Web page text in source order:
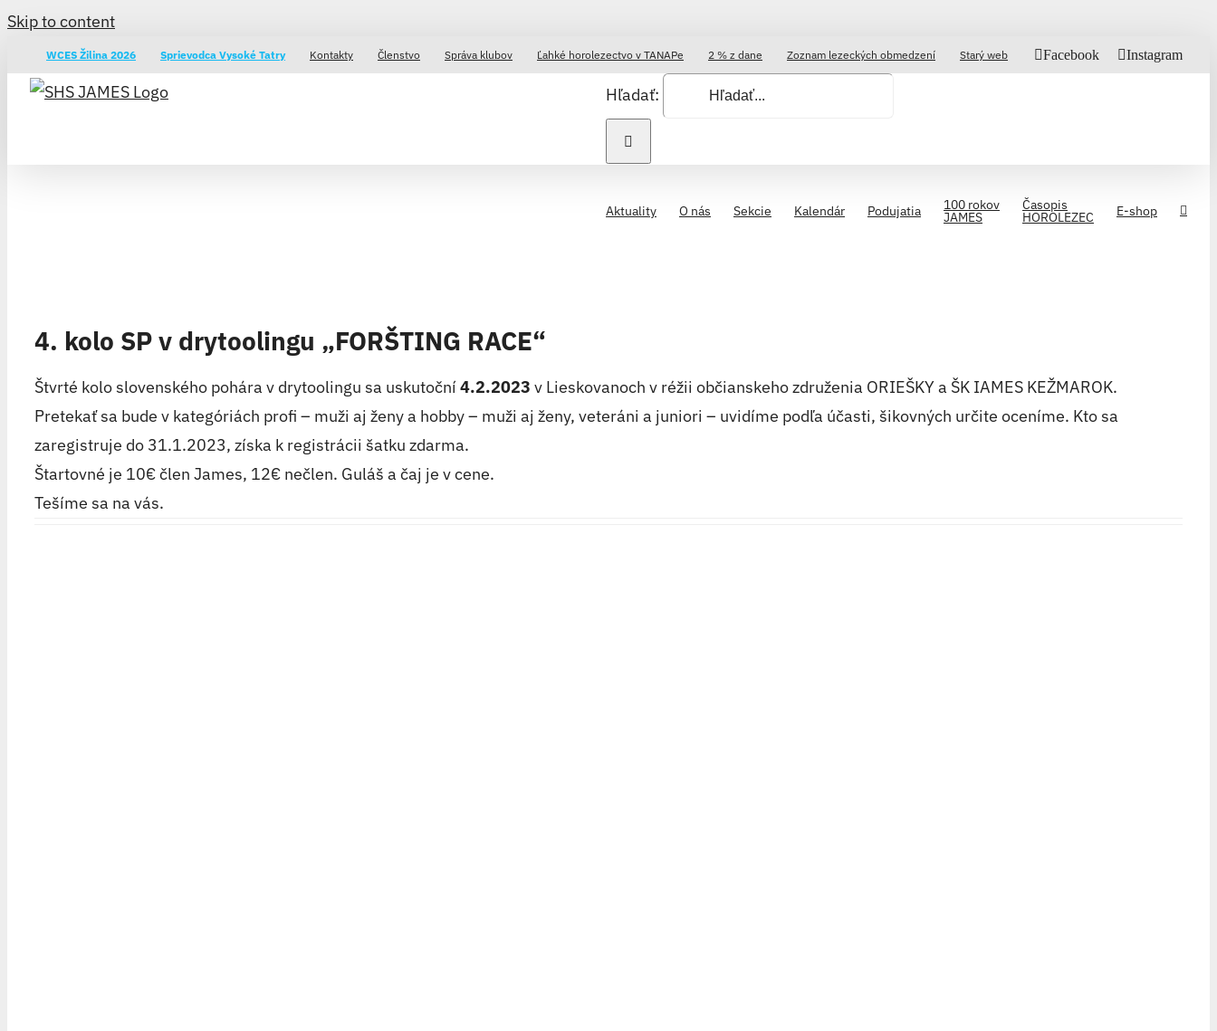
Skip to content
WCES Žilina 2026 Sprievodca Vysoké Tatry Kontakty Členstvo Správa klubov Ľahké horolezectvo v TANAPe 2 % z dane Zoznam lezeckých obmedzení Starý web Facebook Instagram
Hľadať:
Aktuality O nás Sekcie Kalendár Podujatia 100 rokov
JAMES
Časopis
HOROLEZEC E-shop
4. kolo SP v drytoolingu „FORŠTING RACE“
Štvrté kolo slovenského pohára v drytoolingu sa uskutoční 4.2.2023 v Lieskovanoch v réžii občianskeho združenia ORIEŠKY a ŠK IAMES KEŽMAROK.
Pretekať sa bude v kategóriách profi – muži aj ženy a hobby – muži aj ženy, veteráni a juniori – uvidíme podľa účasti, šikovných určite oceníme. Kto sa
zaregistruje do 31.1.2023, získa k registrácii šatku zdarma.
Štartovné je 10€ člen James, 12€ nečlen. Guláš a čaj je v cene.
Tešíme sa na vás.